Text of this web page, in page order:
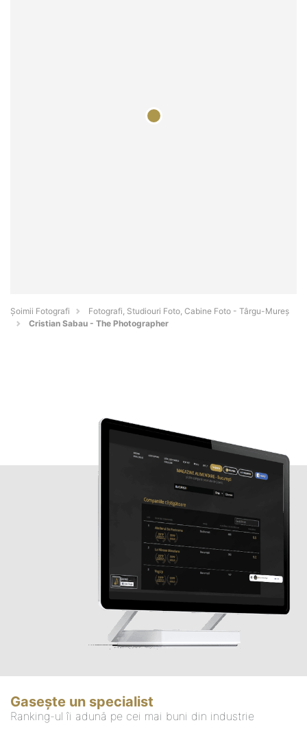
Șoimii Fotografi
Fotografi, Studiouri Foto, Cabine Foto - Târgu-Mureş
Cristian Sabau - The Photographer
Gasește un specialist
Ranking-ul îi adună pe cei mai buni din industrie